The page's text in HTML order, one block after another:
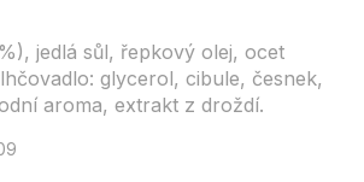
jedlá sůl, řepkový olej, ocet
glycerol, cibule, česnek,
aroma, extrakt z droždí.